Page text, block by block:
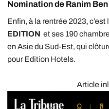
Nomination de Ranim
Enfin, à la rentrée 2023,
EDITION et ses 190
en Asie du Sud-Est, qui
pour Edition Hotels.
Article